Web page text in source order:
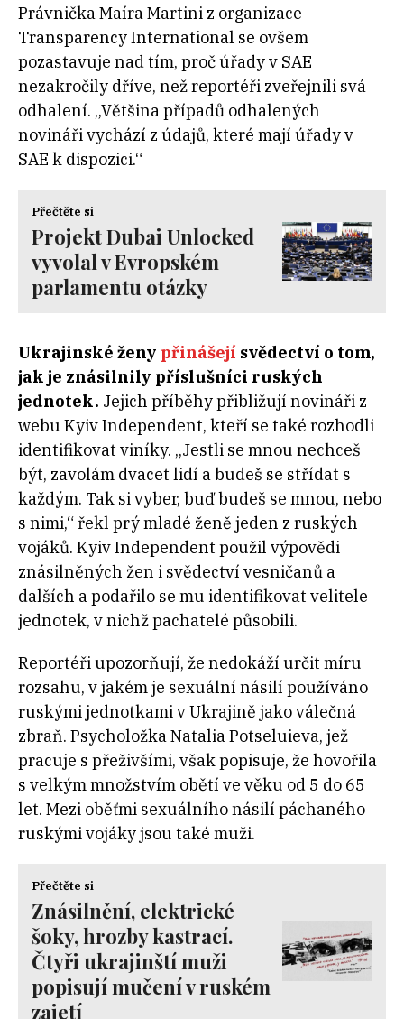
Právnička Maíra Martini z organizace
Transparency International se ovšem
pozastavuje nad tím, proč úřady v SAE
nezakročily dříve, než reportéři zveřejnili svá
odhalení. „Většina případů odhalených
novináři vychází z údajů, které mají úřady v
SAE k dispozici.“
Přečtěte si
Projekt Dubai Unlocked
vyvolal v Evropském
parlamentu otázky
Ukrajinské ženy přinášejí svědectví o tom,
jak je znásilnily příslušníci ruských
jednotek. Jejich příběhy přibližují novináři z
webu Kyiv Independent, kteří se také rozhodli
identifikovat viníky. „Jestli se mnou nechceš
být, zavolám dvacet lidí a budeš se střídat s
každým. Tak si vyber, buď budeš se mnou, nebo
s nimi,“ řekl prý mladé ženě jeden z ruských
vojáků. Kyiv Independent použil výpovědi
znásilněných žen i svědectví vesničanů a
dalších a podařilo se mu identifikovat velitele
jednotek, v nichž pachatelé působili.
Reportéři upozorňují, že nedokáží určit míru
rozsahu, v jakém je sexuální násilí používáno
ruskými jednotkami v Ukrajině jako válečná
zbraň. Psycholožka Natalia Potseluieva, jež
pracuje s přeživšími, však popisuje, že hovořila
s velkým množstvím obětí ve věku od 5 do 65
let. Mezi oběťmi sexuálního násilí páchaného
ruskými vojáky jsou také muži.
Přečtěte si
Znásilnění, elektrické
šoky, hrozby kastrací.
Čtyři ukrajinští muži
popisují mučení v ruském
zajetí